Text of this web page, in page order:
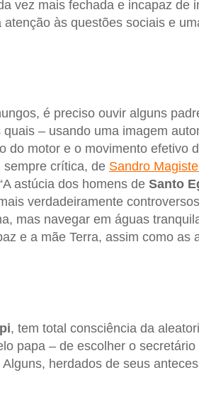
vez mais fechada e incapaz de
às questões sociais e
é preciso ouvir alguns
– usando uma imagem
do motor e o movimento efetivo
sempre crítica, de Sandro
astúcia dos homens de Santo
verdadeiramente
mas navegar em águas
e a mãe Terra, assim como as
, tem total consciência da
papa – de escolher o secretário
herdados de seus